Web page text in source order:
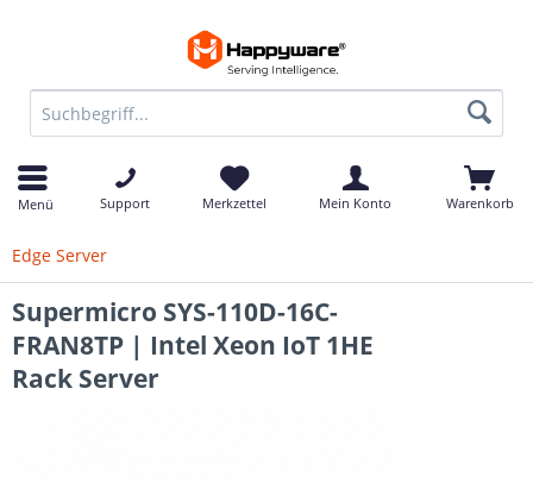
Menü Support Merkzettel Mein Konto Warenkorb
Edge Server
Supermicro SYS-110D-16C-
FRAN8TP | Intel Xeon IoT 1HE
Rack Server